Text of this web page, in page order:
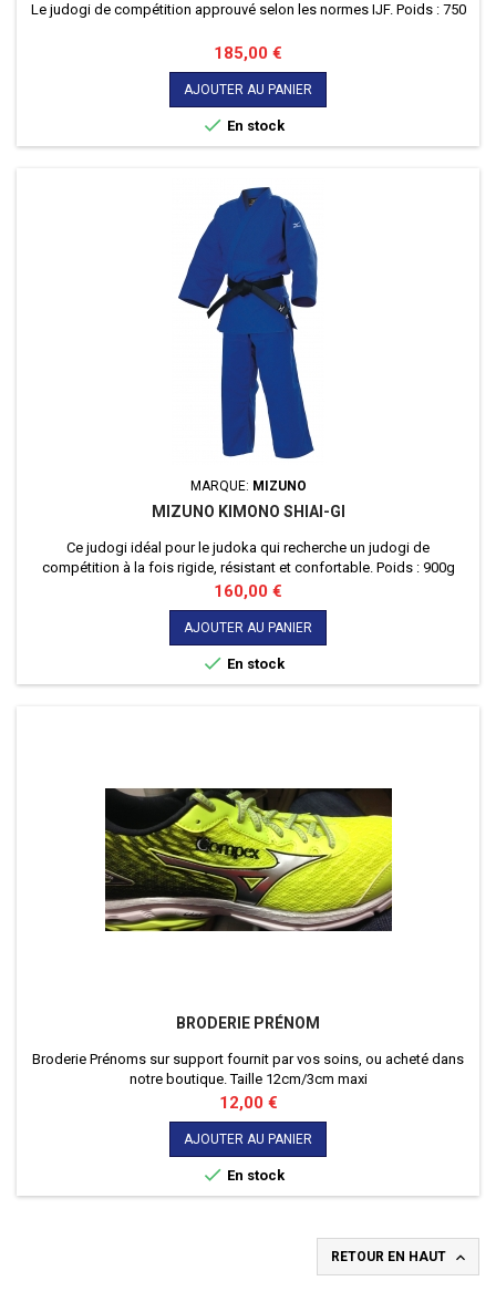
Le judogi de compétition approuvé selon les normes IJF. Poids : 750
Prix
185,00 €
AJOUTER AU PANIER
 En stock
MARQUE: MIZUNO
MIZUNO KIMONO SHIAI-GI
Ce judogi idéal pour le judoka qui recherche un judogi de
compétition à la fois rigide, résistant et confortable. Poids : 900g
Prix
160,00 €
AJOUTER AU PANIER
 En stock
BRODERIE PRÉNOM
Broderie Prénoms sur support fournit par vos soins, ou acheté dans
notre boutique. Taille 12cm/3cm maxi
Prix
12,00 €
AJOUTER AU PANIER
 En stock
RETOUR EN HAUT 